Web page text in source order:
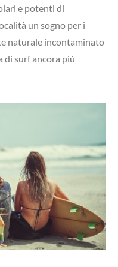
e potenti di
un sogno per i
naturale incontaminato
di surf ancora più